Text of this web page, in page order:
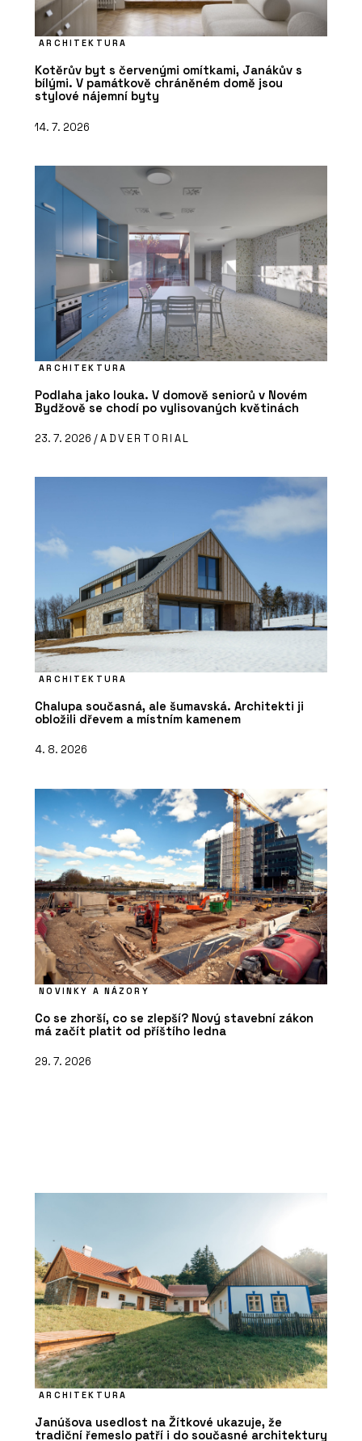
ARCHITEKTURA
Kotěrův byt s červenými omítkami, Janákův s
bílými. V památkově chráněném domě jsou
stylové nájemní byty
14. 7. 2026
ARCHITEKTURA
Podlaha jako louka. V domově seniorů v Novém
Bydžově se chodí po vylisovaných květinách
23. 7. 2026 /ADVERTORIAL
ARCHITEKTURA
Chalupa současná, ale šumavská. Architekti ji
obložili dřevem a místním kamenem
4. 8. 2026
NOVINKY A NÁZORY
Co se zhorší, co se zlepší? Nový stavební zákon
má začít platit od příštího ledna
29. 7. 2026
ARCHITEKTURA
Janúšova usedlost na Žítkové ukazuje, že
tradiční řemeslo patří i do současné architektury